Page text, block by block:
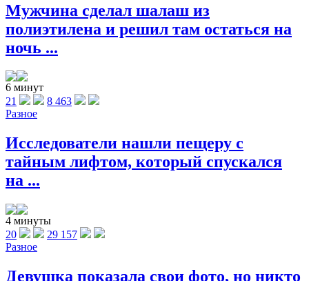
Мужчина сделал шалаш из
полиэтилена и решил там остаться на
ночь ...
6 минут
21
8 463
Разное
Исследователи нашли пещеру с
тайным лифтом, который спускался
на ...
4 минуты
20
29 157
Разное
Девушка показала свои фото, но никто